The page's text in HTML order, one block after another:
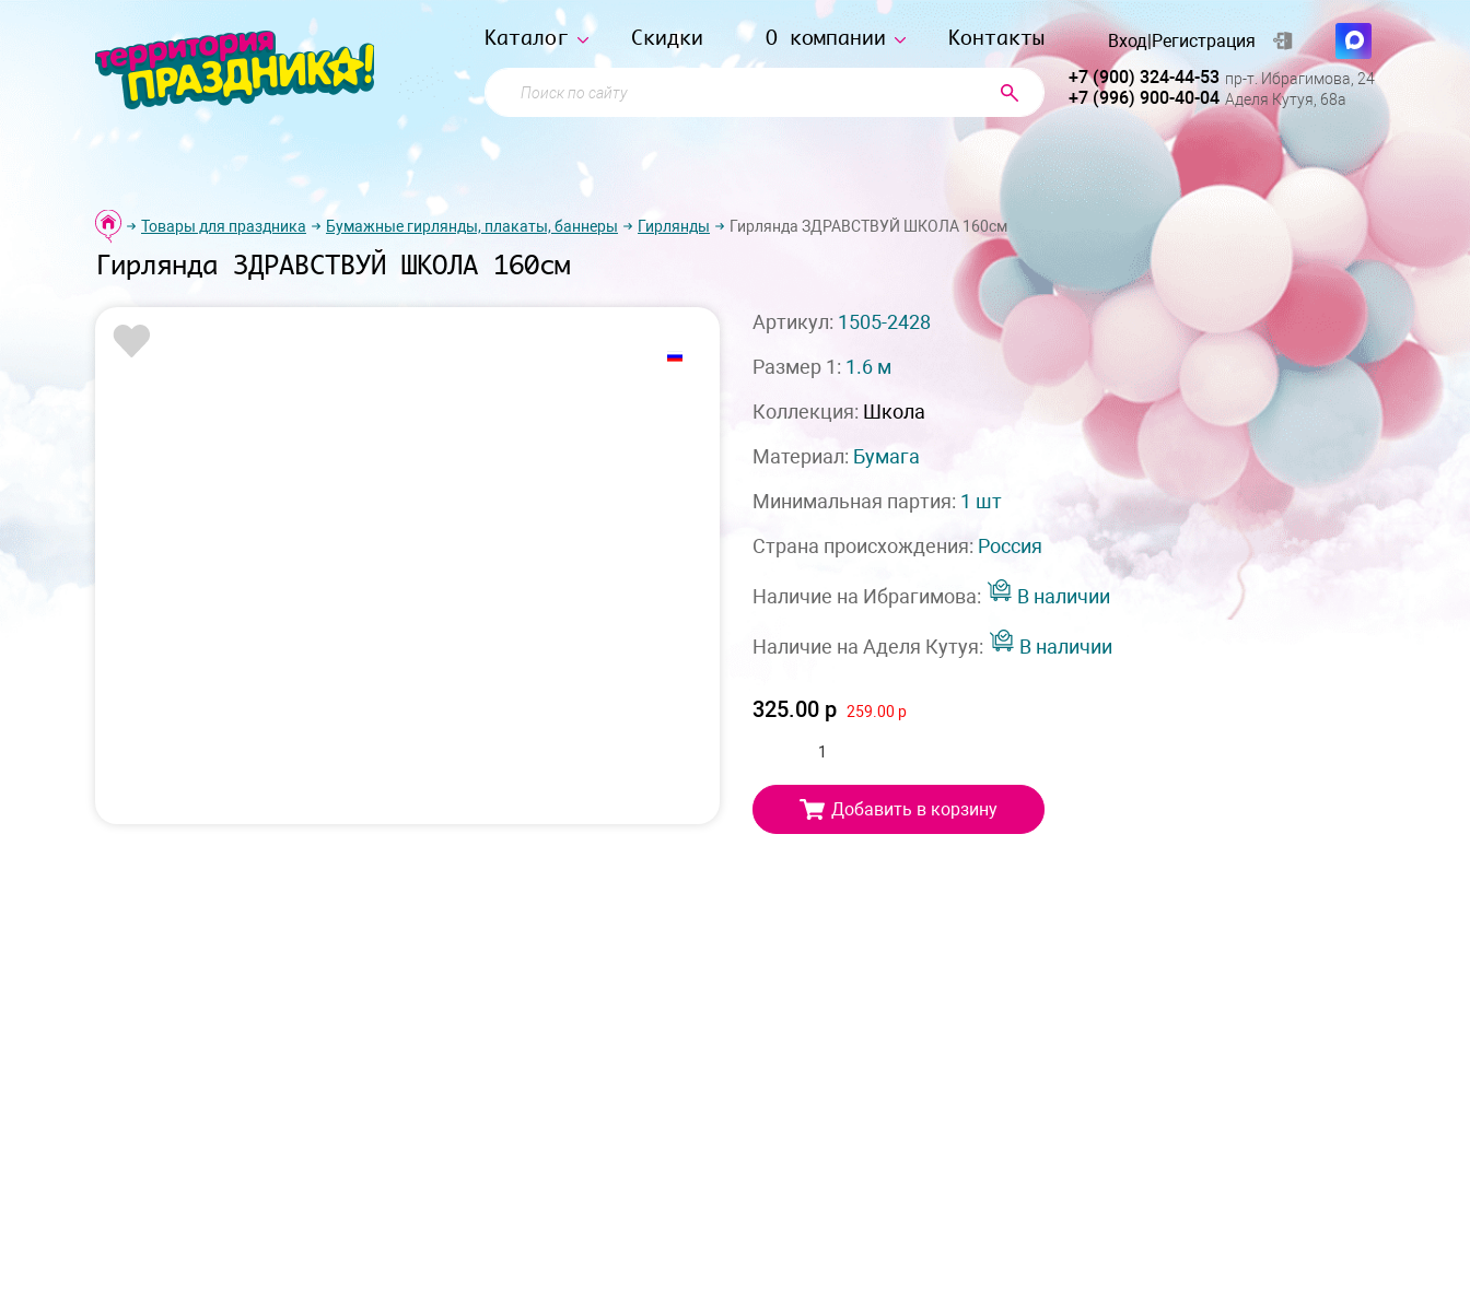
Каталог Скидки О компании Контакты
Поиск по сайту
Вход|Регистрация
+7 (900) 324-44-53 пр-т. Ибрагимова, 24
+7 (996) 900-40-04 Аделя Кутуя, 68а
Товары для праздника Бумажные гирлянды, плакаты, баннеры Гирлянды Гирлянда ЗДРАВСТВУЙ ШКОЛА 160см
Гирлянда ЗДРАВСТВУЙ ШКОЛА 160см
Артикул: 1505-2428
Размер 1: 1.6 м
Коллекция: Школа
Материал: Бумага
Минимальная партия: 1 шт
Страна происхождения: Россия
Наличие на Ибрагимова: В наличии
Наличие на Аделя Кутуя: В наличии
325.00 р 259.00 р
Добавить в корзину